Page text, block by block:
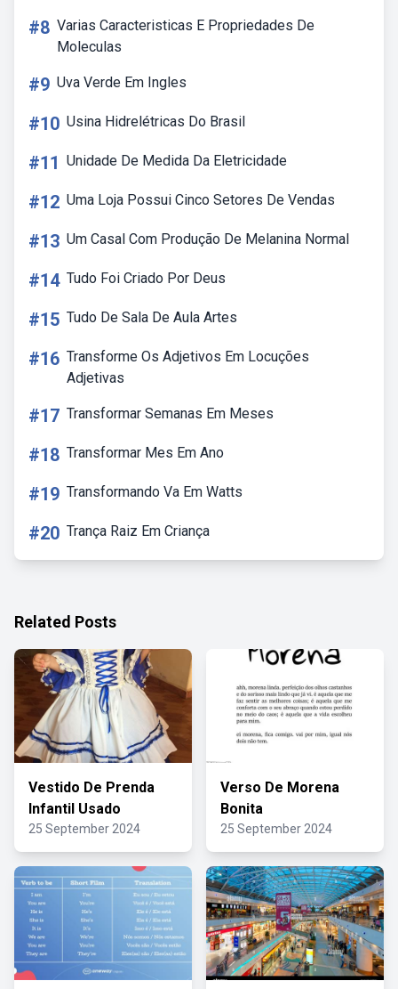
#8 Varias Caracteristicas E Propriedades De
Moleculas
#9 Uva Verde Em Ingles
#10 Usina Hidrelétricas Do Brasil
#11 Unidade De Medida Da Eletricidade
#12 Uma Loja Possui Cinco Setores De Vendas
#13 Um Casal Com Produção De Melanina Normal
#14 Tudo Foi Criado Por Deus
#15 Tudo De Sala De Aula Artes
#16 Transforme Os Adjetivos Em Locuções
Adjetivas
#17 Transformar Semanas Em Meses
#18 Transformar Mes Em Ano
#19 Transformando Va Em Watts
#20 Trança Raiz Em Criança
Related Posts
Vestido De Prenda
Infantil Usado
25 September 2024
Verso De Morena
Bonita
25 September 2024